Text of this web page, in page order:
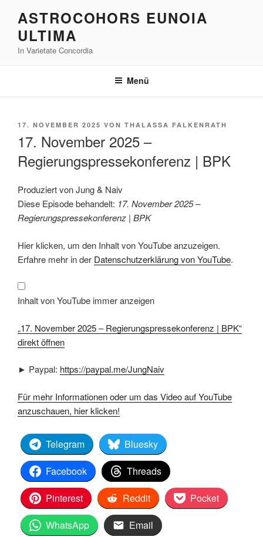
Inhalt
springen
ASTROCOHORS EUNOIA
ULTIMA
In Varietate Concordia
Menü
VERÖFFENTLICHT
17. NOVEMBER 2025 VON THALASSA FALKENRATH
17. November 2025 –
Regierungspressekonferenz | BPK
Produziert von Jung & Naiv
Diese Episode behandelt: 17. November 2025 –
Regierungspressekonferenz | BPK
„17.
November
2025
–
|
BPK“
von
YouTube
Hier klicken, um den Inhalt von YouTube anzuzeigen.
Erfahre mehr in der Datenschutzerklärung von YouTube.
Inhalt von YouTube immer anzeigen
„17. November 2025 – Regierungspressekonferenz | BPK“
direkt öffnen
► Paypal: https://paypal.me/JungNaiv
Für mehr Informationen oder um das Video auf YouTube
anzuschauen, hier klicken!
Telegram
Bluesky
Facebook
Threads
Pinterest
Reddit
Pocket
WhatsApp
Email